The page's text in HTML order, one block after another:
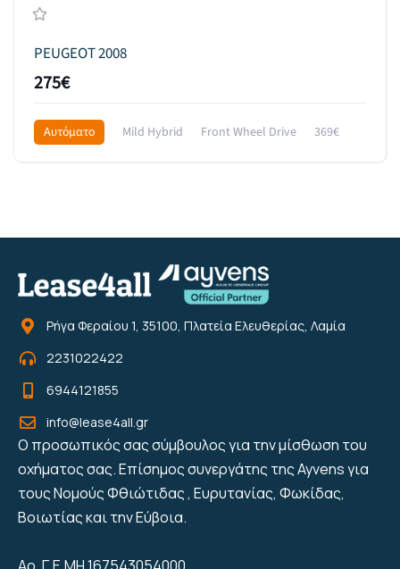
PEUGEOT 2008
275€
Αυτόματο Mild Hybrid Front Wheel Drive 369€
Ρήγα Φεραίου 1, 35100, Πλατεία Ελευθερίας, Λαμία
2231022422
6944121855
info@lease4all.gr
Ο προσωπικός σας σύμβουλος για την μίσθωση του
οχήματος σας. Επίσημος συνεργάτης της Ayvens για
τους Νομούς Φθιώτιδας , Ευρυτανίας, Φωκίδας,
Βοιωτίας και την Εύβοια.